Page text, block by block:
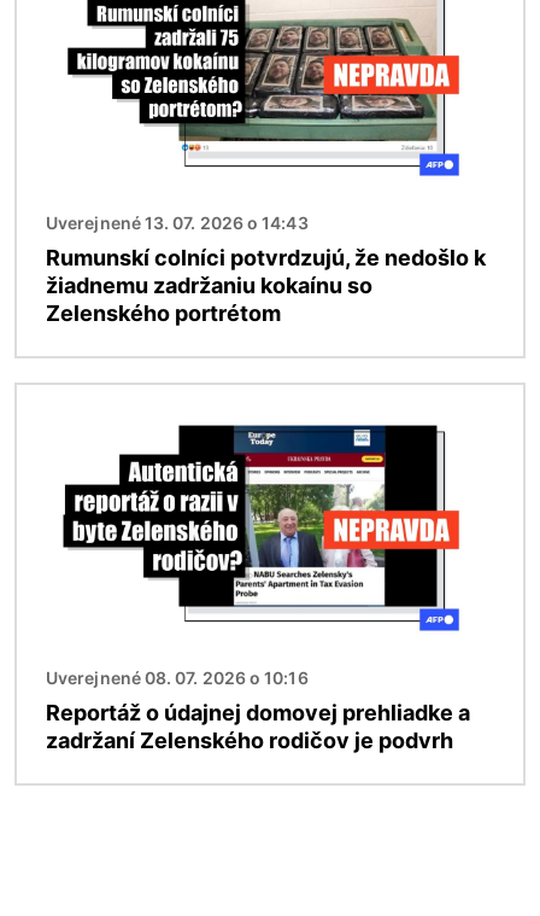
Uverejnené 13. 07. 2026 o 14:43
Rumunskí colníci potvrdzujú, že nedošlo k
žiadnemu zadržaniu kokaínu so
Zelenského portrétom
Uverejnené 08. 07. 2026 o 10:16
Reportáž o údajnej domovej prehliadke a
zadržaní Zelenského rodičov je podvrh